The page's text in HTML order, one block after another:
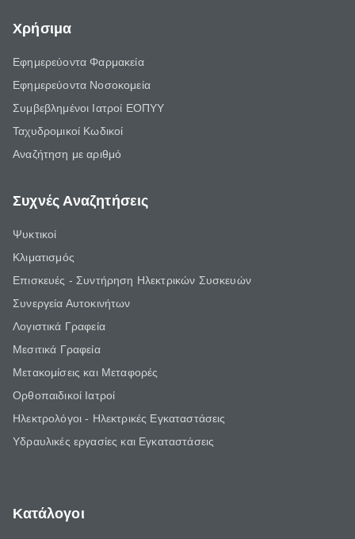
Χρήσιμα
Εφημερεύοντα Φαρμακεία
Εφημερεύοντα Νοσοκομεία
Συμβεβλημένοι Ιατροί ΕΟΠΥΥ
Ταχυδρομικοί Κωδικοί
Αναζήτηση με αριθμό
Συχνές Αναζητήσεις
Ψυκτικοί
Κλιματισμός
Επισκευές - Συντήρηση Ηλεκτρικών Συσκευών
Συνεργεία Αυτοκινήτων
Λογιστικά Γραφεία
Μεσιτικά Γραφεία
Μετακομίσεις και Μεταφορές
Ορθοπαιδικοί Ιατροί
Ηλεκτρολόγοι - Ηλεκτρικές Εγκαταστάσεις
Υδραυλικές εργασίες και Εγκαταστάσεις
Κατάλογοι